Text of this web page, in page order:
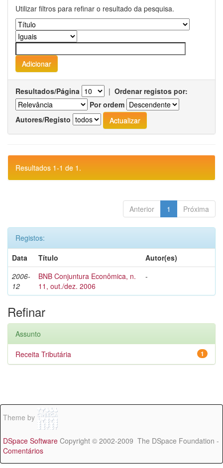
Utilizar filtros para refinar o resultado da pesquisa.
Resultados/Página | Ordenar registos por:
Por ordem
Autores/Registo
Resultados 1-1 de 1.
Anterior 1 Próxima
Registos:
Data
Título
Autor(es)
2006-
12
BNB Conjuntura Econômica, n.
11, out./dez. 2006
-
Refinar
Assunto
1
Receita Tributária
Theme by
DSpace Software Copyright © 2002-2009 The DSpace Foundation -
Comentários